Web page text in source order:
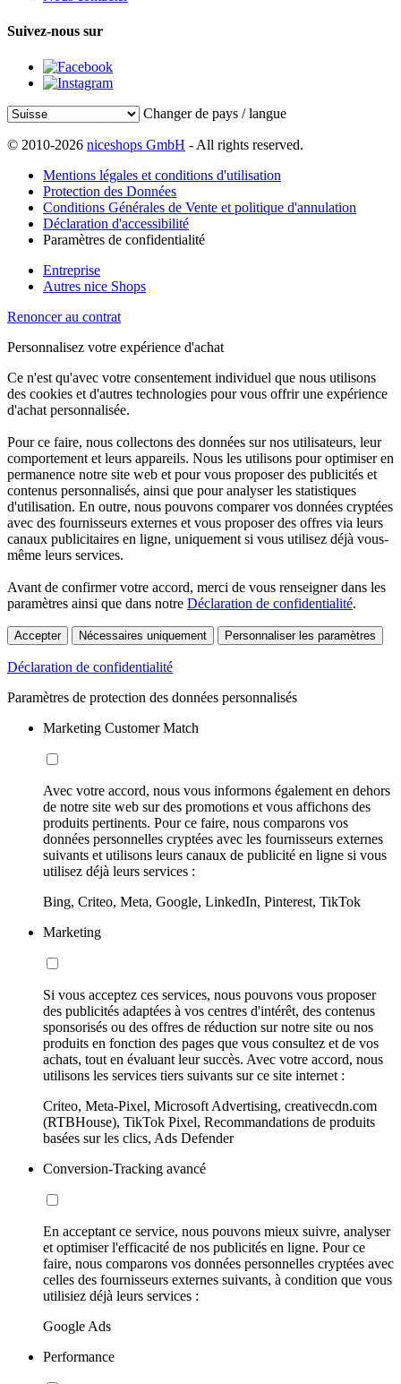
Suivez-nous sur
Changer de pays / langue
© 2010-2026 niceshops GmbH - All rights reserved.
Mentions légales et conditions d'utilisation
Protection des Données
Conditions Générales de Vente et politique d'annulation
Déclaration d'accessibilité
Paramètres de confidentialité
Entreprise
Autres nice Shops
Renoncer au contrat
Personnalisez votre expérience d'achat
Ce n'est qu'avec votre consentement individuel que nous utilisons
des cookies et d'autres technologies pour vous offrir une expérience
d'achat personnalisée.
Pour ce faire, nous collectons des données sur nos utilisateurs, leur
comportement et leurs appareils. Nous les utilisons pour optimiser en
permanence notre site web et pour vous proposer des publicités et
contenus personnalisés, ainsi que pour analyser les statistiques
d'utilisation. En outre, nous pouvons comparer vos données cryptées
avec des fournisseurs externes et vous proposer des offres via leurs
canaux publicitaires en ligne, uniquement si vous utilisez déjà vous-
même leurs services.
Avant de confirmer votre accord, merci de vous renseigner dans les
paramètres ainsi que dans notre Déclaration de confidentialité.
Accepter Nécessaires uniquement Personnaliser les paramètres
Déclaration de confidentialité
Paramètres de protection des données personnalisés
Marketing Customer Match
Avec votre accord, nous vous informons également en dehors
de notre site web sur des promotions et vous affichons des
produits pertinents. Pour ce faire, nous comparons vos
données personnelles cryptées avec les fournisseurs externes
suivants et utilisons leurs canaux de publicité en ligne si vous
utilisez déjà leurs services :
Bing, Criteo, Meta, Google, LinkedIn, Pinterest, TikTok
Marketing
Si vous acceptez ces services, nous pouvons vous proposer
des publicités adaptées à vos centres d'intérêt, des contenus
sponsorisés ou des offres de réduction sur notre site ou nos
produits en fonction des pages que vous consultez et de vos
achats, tout en évaluant leur succès. Avec votre accord, nous
utilisons les services tiers suivants sur ce site internet :
Criteo, Meta-Pixel, Microsoft Advertising, creativecdn.com
(RTBHouse), TikTok Pixel, Recommandations de produits
basées sur les clics, Ads Defender
Conversion-Tracking avancé
En acceptant ce service, nous pouvons mieux suivre, analyser
et optimiser l'efficacité de nos publicités en ligne. Pour ce
faire, nous comparons vos données personnelles cryptées avec
celles des fournisseurs externes suivants, à condition que vous
utilisiez déjà leurs services :
Google Ads
Performance